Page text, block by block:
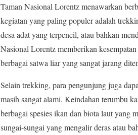
Taman Nasional Lorentz menawarkan
kegiatan yang paling populer adalah
desa adat yang terpencil, atau bahkan
Nasional Lorentz memberikan
berbagai satwa liar yang sangat jarang
Selain trekking, para pengunjung juga
masih sangat alami. Keindahan terumbu
berbagai spesies ikan dan biota laut yang
sungai-sungai yang mengalir deras atau